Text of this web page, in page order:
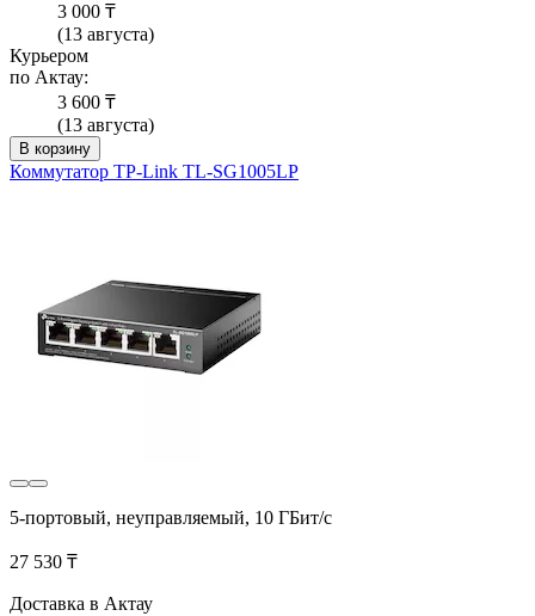
3 000 ₸
(13 августа)
Курьером
по Актау:
3 600 ₸
(13 августа)
В корзину
Коммутатор TP-Link TL-SG1005LP
5-портовый, неуправляемый, 10 ГБит/с
27 530 ₸
Доставка в Актау